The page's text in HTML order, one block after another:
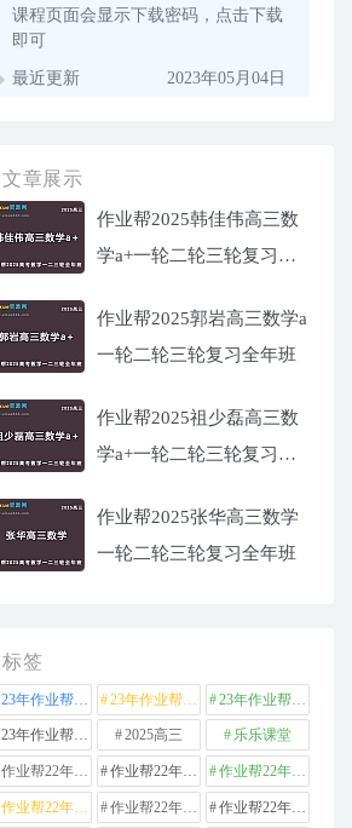
课程页面会显示下载密码，点击下载
即可
最近更新 2023年05月04日
文章展示
作业帮2025韩佳伟高三数
学a+一轮二轮三轮复习全
作业帮2025郭岩高三数学a
一轮二轮三轮复习全年班
作业帮2025祖少磊高三数
学a+一轮二轮三轮复习全
作业帮2025张华高三数学
一轮二轮三轮复习全年班
标签
23年作业帮高中化学 23年作业帮高中数学 23年作业帮高中物理
23年作业帮高中英语 2025高三 乐乐课堂
作业帮22年高中化学 作业帮22年高中数学 作业帮22年高中物理
作业帮22年高中生物 作业帮22年高中英语 作业帮22年高中语文